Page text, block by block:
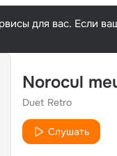
для вас. Если
Norocul
Duet Retro
Слушать